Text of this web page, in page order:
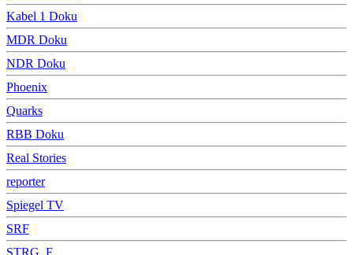
Kabel 1 Doku
MDR Doku
NDR Doku
Phoenix
Quarks
RBB Doku
Real Stories
reporter
Spiegel TV
SRF
STRG_F